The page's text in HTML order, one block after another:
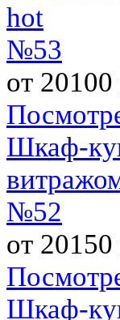
hot
№53
от
Шкаф-
№52
от
Шкаф-